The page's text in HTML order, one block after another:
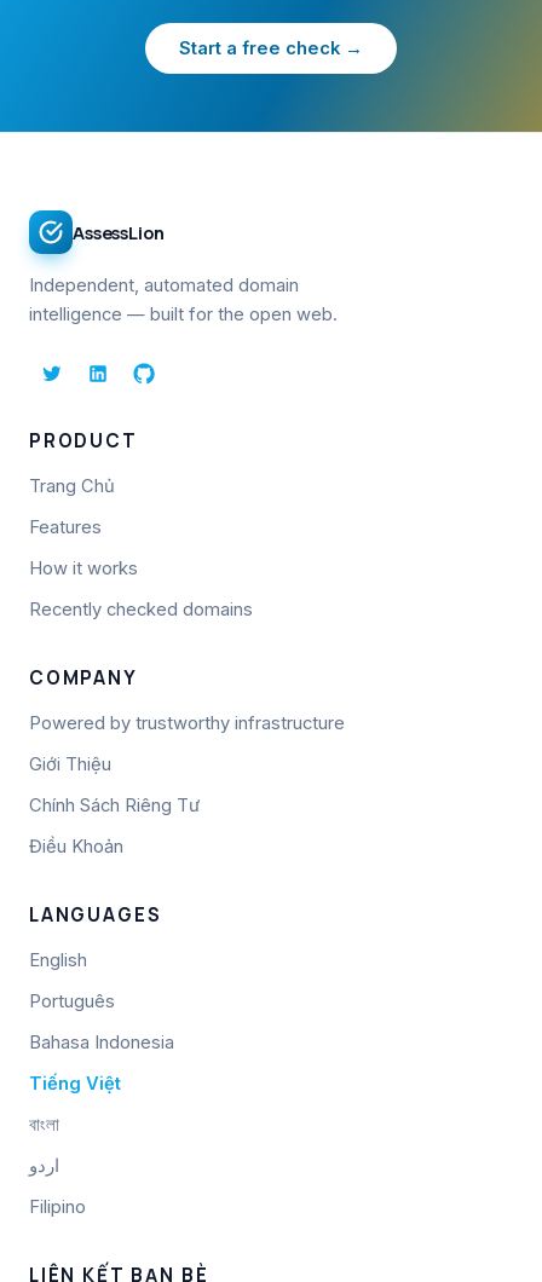
Start a free check →
AssessLion
Independent, automated domain
intelligence — built for the open web.
PRODUCT
Trang Chủ
Features
How it works
Recently checked domains
COMPANY
Powered by trustworthy infrastructure
Giới Thiệu
Chính Sách Riêng Tư
Điều Khoản
LANGUAGES
English
Português
Bahasa Indonesia
Tiếng Việt
বাংলা
اردو
Filipino
LIÊN KẾT BẠN BÈ